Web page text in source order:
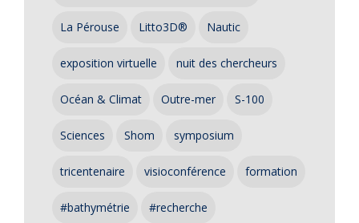
La Pérouse Litto3D® Nautic
exposition virtuelle nuit des chercheurs
Océan & Climat Outre-mer S-100
Sciences Shom symposium
tricentenaire visioconférence formation
#bathymétrie #recherche